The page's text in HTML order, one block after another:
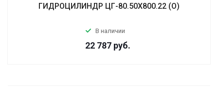
ГИДРОЦИЛИНДР ЦГ-80.50Х800.22 (О)
В наличии
22 787 руб.